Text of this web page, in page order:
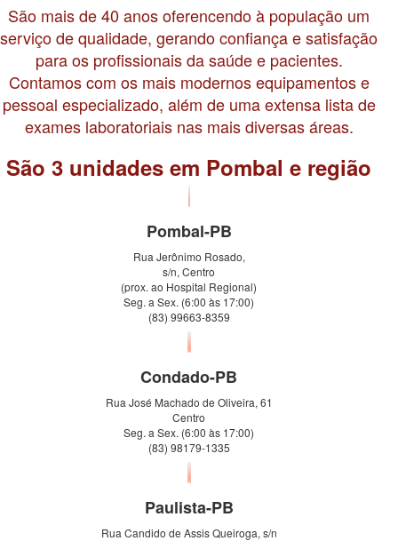
São mais de 40 anos oferencendo à população um
serviço de qualidade, gerando confiança e satisfação
para os profissionais da saúde e pacientes.
Contamos com os mais modernos equipamentos e
pessoal especializado, além de uma extensa lista de
exames laboratoriais nas mais diversas áreas.
São 3 unidades em Pombal e região
Pombal-PB
Rua Jerônimo Rosado,
s/n, Centro
(prox. ao Hospital Regional)
Seg. a Sex. (6:00 às 17:00)
(83) 99663-8359
Condado-PB
Rua José Machado de Oliveira, 61
Centro
Seg. a Sex. (6:00 às 17:00)
(83) 98179-1335
Paulista-PB
Rua Candido de Assis Queiroga, s/n